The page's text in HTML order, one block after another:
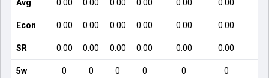
Avg 0.00 0.00 0.00 0.00 0.00 0.00
Econ 0.00 0.00 0.00 0.00 0.00 0.00
SR 0.00 0.00 0.00 0.00 0.00 0.00
5w 0 0 0 0 0 0